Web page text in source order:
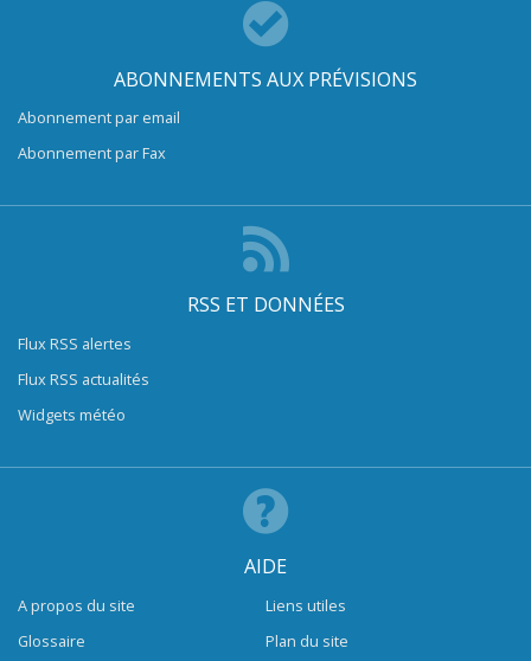
ABONNEMENTS AUX PRÉVISIONS
Abonnement par email
Abonnement par Fax
RSS ET DONNÉES
Flux RSS alertes
Flux RSS actualités
Widgets météo
AIDE
A propos du site
Glossaire
Liens utiles
Plan du site